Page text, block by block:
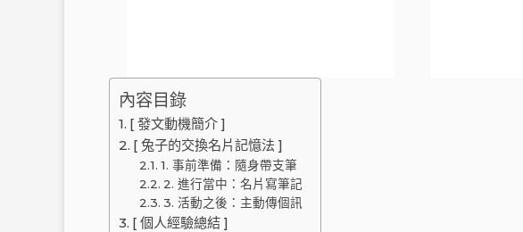
內容目錄
[ 發文動機簡介 ]
[ 兔子的交換名片記憶法 ]
1. 事前準備：隨身帶支筆
2. 進行當中：名片寫筆記
3. 活動之後：主動傳個訊
[ 個人經驗總結 ]